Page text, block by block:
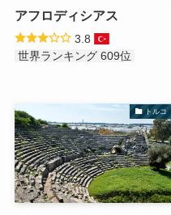
アフロディシアス
3.8
世界ランキング 609位
トルコ